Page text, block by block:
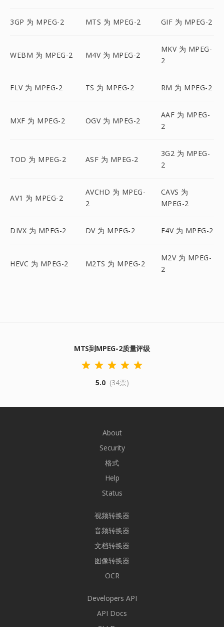
3GP 为 MPEG-2 MTS 为 MPEG-2 GIF 为 MPEG-2
WEBM 为 MPEG-2 M4V 为 MPEG-2
MKV 为 MPEG-
2
FLV 为 MPEG-2 TS 为 MPEG-2 RM 为 MPEG-2
MXF 为 MPEG-2 OGV 为 MPEG-2
AAF 为 MPEG-
2
TOD 为 MPEG-2 ASF 为 MPEG-2
3G2 为 MPEG-
2
AV1 为 MPEG-2
AVCHD 为 MPEG-
2
CAVS 为
MPEG-2
DIVX 为 MPEG-2 DV 为 MPEG-2 F4V 为 MPEG-2
HEVC 为 MPEG-2 M2TS 为 MPEG-2
M2V 为 MPEG-
2
MTS到MPEG-2质量评级
5.0 (34票)
About
Security
格式
Help
Status
视频转换器
音频转换器
文档转换器
图像转换器
OCR
Developers API
API Docs